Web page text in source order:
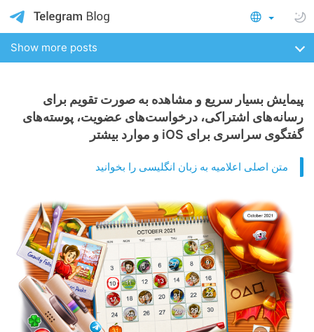
Show more posts
پیمایش بسیار سریع و مشاهده به صورت تقویم برای
رسانه‌های اشتراکی، درخواست‌های عضویت، پوسته‌های
گفتگوی سراسری برای iOS و موارد بیشتر
متن اصلی اعلامیه به زبان انگلیسی را بخوانید